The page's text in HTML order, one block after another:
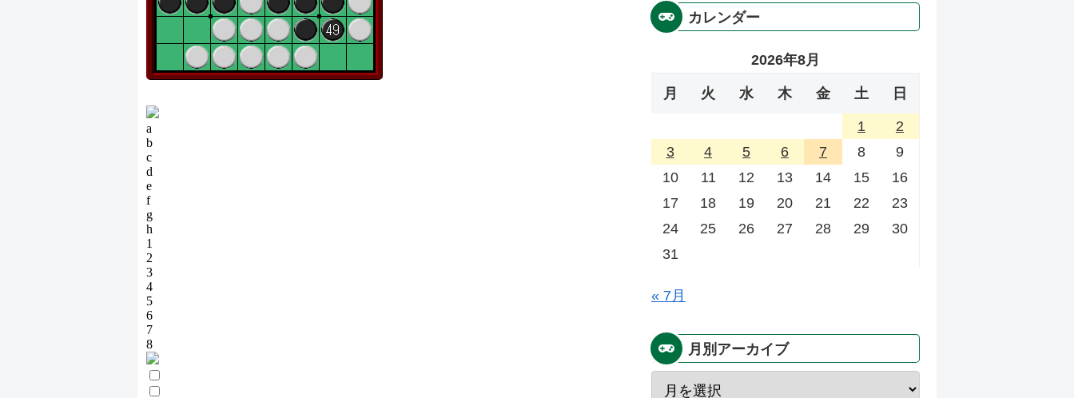
カレンダー
2026年8月
月 火 水 木 金 土 日
1
2
3
4 5 6 7 8
9
10
11 12 13 14 15
16
17
18 19 20 21 22
23
24
25 26 27 28 29
30
31
« 7月
月別アーカイブ